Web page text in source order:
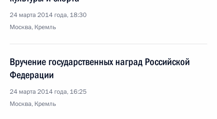
24 марта 2014 года, 18:30
Москва, Кремль
Вручение государственных наград Российской
Федерации
24 марта 2014 года, 16:25
Москва, Кремль